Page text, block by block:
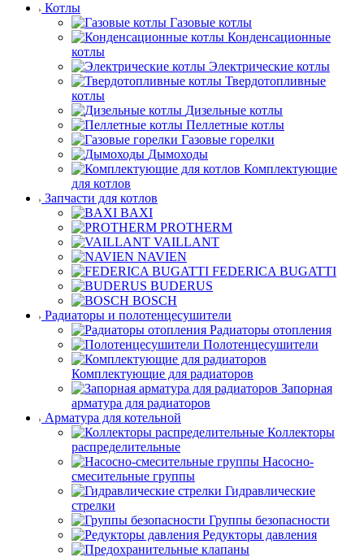
Котлы
Газовые котлы
Конденсационные
котлы
Электрические котлы
Твердотопливные
котлы
Дизельные котлы
Пеллетные котлы
Газовые горелки
Дымоходы
Комплектующие
для котлов
Запчасти для котлов
BAXI
PROTHERM
VAILLANT
NAVIEN
FEDERICA BUGATTI
BUDERUS
BOSCH
Радиаторы и полотенцесушители
Радиаторы отопления
Полотенцесушители
Комплектующие для радиаторов
Запорная
арматура для радиаторов
Арматура для котельной
Коллекторы
распределительные
Насосно-
смесительные группы
Гидравлические
стрелки
Группы безопасности
Редукторы давления